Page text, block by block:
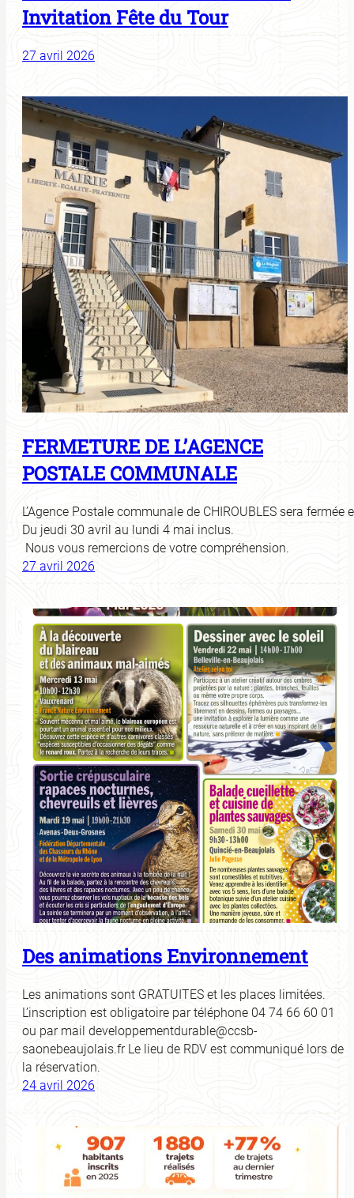
Invitation Fête du Tour
27 avril 2026
FERMETURE DE L’AGENCE
POSTALE COMMUNALE
L’Agence Postale communale de CHIROUBLES sera fermée
Du jeudi 30 avril au lundi 4 mai inclus.
Nous vous remercions de votre compréhension.
27 avril 2026
Des animations Environnement
Les animations sont GRATUITES et les places limitées.
L’inscription est obligatoire par téléphone 04 74 66 60 01
ou par mail developpementdurable@ccsb-
saonebeaujolais.fr Le lieu de RDV est communiqué lors de
la réservation.
24 avril 2026